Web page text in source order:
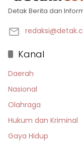
Detak Berita dan
Kanal
Daerah
Nasional
Olahraga
Hukum dan Kriminal
Gaya Hidup